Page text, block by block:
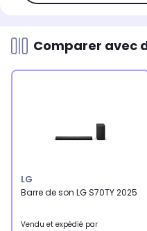
Comparer avec
LG
Barre de son LG S70TY 2025
Vendu et expédié par